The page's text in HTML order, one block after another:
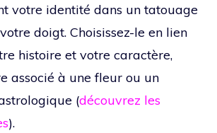
votre identité dans un tatouage
doigt. Choisissez-le en lien
histoire et votre caractère,
associé à une fleur ou un
(découvrez les
).